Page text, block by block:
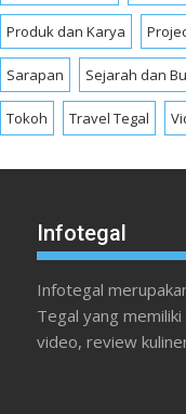
Produk dan Karya
Sarapan Sejarah dan
Tokoh Travel Tegal
Infotegal
Infotegal
Tegal yang
video, review